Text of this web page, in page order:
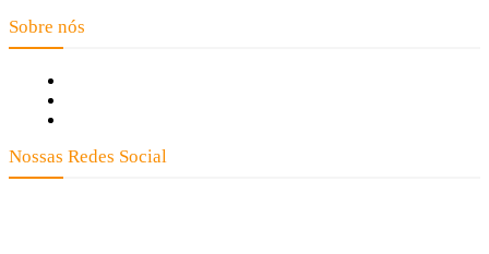
Sobre nós
Nossas Redes Social